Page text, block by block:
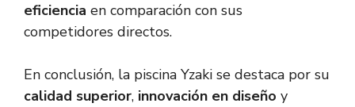
eficiencia en comparación con sus
competidores directos.
En conclusión, la piscina Yzaki se destaca por su
calidad superior, innovación en diseño y